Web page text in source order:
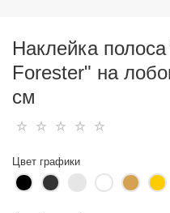
Наклейка
Forester" на
см
Цвет графики